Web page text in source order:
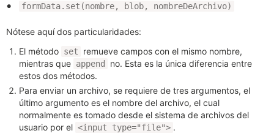
formData.set(nombre, blob, nombreDeArchivo)
Nótese aquí dos particularidades:
El método set
remueve campos con el mismo nombre,
mientras que append
no. Esta es la única diferencia entre
estos dos métodos.
Para enviar un archivo, se requiere de tres argumentos, el
último argumento es el nombre del archivo, el cual
normalmente es tomado desde el sistema de archivos del
usuario por el <input type="file"> .